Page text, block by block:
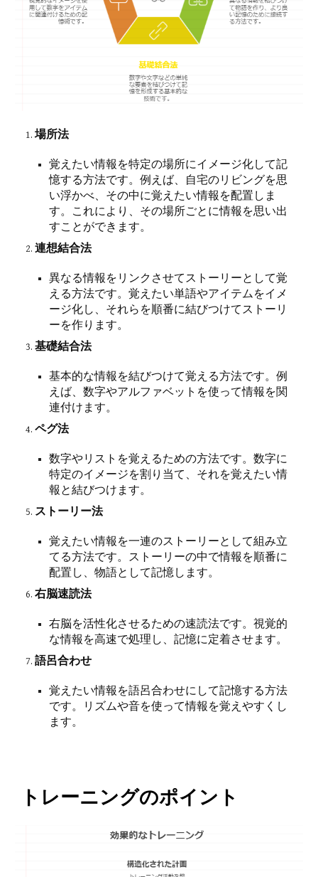
場所法
覚えたい情報を特定の場所にイメージ化して記
憶する方法です。例えば、自宅のリビングを思
い浮かべ、その中に覚えたい情報を配置しま
す。これにより、その場所ごとに情報を思い出
すことができます。
連想結合法
異なる情報をリンクさせてストーリーとして覚
える方法です。覚えたい単語やアイテムをイメ
ージ化し、それらを順番に結びつけてストーリ
ーを作ります。
基礎結合法
基本的な情報を結びつけて覚える方法です。例
えば、数字やアルファベットを使って情報を関
連付けます。
ペグ法
数字やリストを覚えるための方法です。数字に
特定のイメージを割り当て、それを覚えたい情
報と結びつけます。
ストーリー法
覚えたい情報を一連のストーリーとして組み立
てる方法です。ストーリーの中で情報を順番に
配置し、物語として記憶します。
右脳速読法
右脳を活性化させるための速読法です。視覚的
な情報を高速で処理し、記憶に定着させます。
語呂合わせ
覚えたい情報を語呂合わせにして記憶する方法
です。リズムや音を使って情報を覚えやすくし
ます。
トレーニングのポイント